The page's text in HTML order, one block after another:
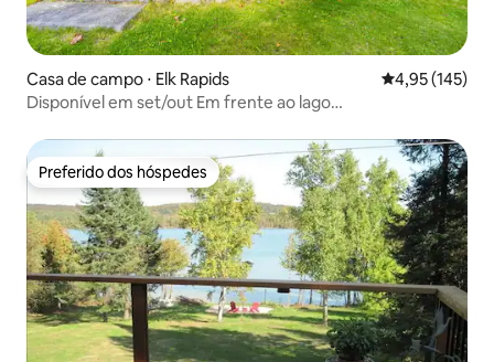
Casa de campo ⋅ Elk Rapids 4,95 de uma
4,95 (145)
Disponível em set/out Em frente ao lago
Preferido dos hóspedes
Preferido dos hóspedes